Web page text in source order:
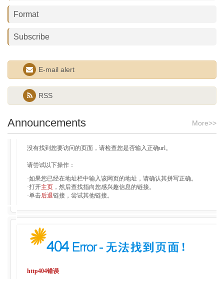
Format
Subscribe
E-mail alert
RSS
Announcements More>>
http404错误
没有找到您要访问的页面，请检查您是否输入正确url。
请尝试以下操作：
·如果您已经在地址栏中输入该网页的地址，请确认其拼写正确。
·打开主页 ，然后查找指向您感兴趣信息的链接。
·单击 后退链接，尝试其他链接。
http404错误